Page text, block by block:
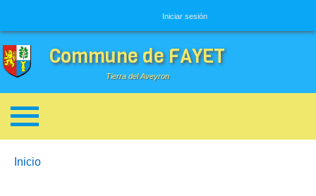
Iniciar sesión
Commune de FAYET
Tierra del Aveyron
Enlaces de ayuda a la navegación
You are here:
Inicio